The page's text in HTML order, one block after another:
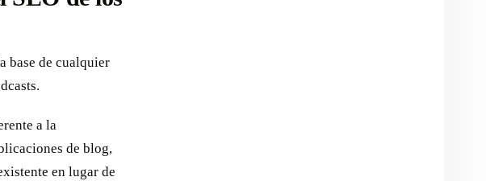
base de cualquier
a la
de blog,
en lugar de